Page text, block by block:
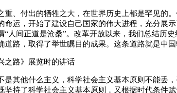
、付出的牺牲之大，在世界历史上都是罕见的。
命运，开始了建设自己国家的伟大进程，充分展
“人间正道是沧桑”。改革开放以来，我们总结历
路，取得了举世瞩目的成果。这条道路就是中国
路》展览时的讲话
其他什么主义，科学社会主义基本原则不能丢，
坚持了科学社会主义基本原则，又根据时代条件